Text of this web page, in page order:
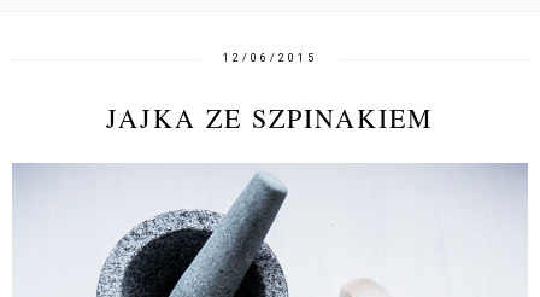
12/06/2015
JAJKA ZE SZPINAKIEM